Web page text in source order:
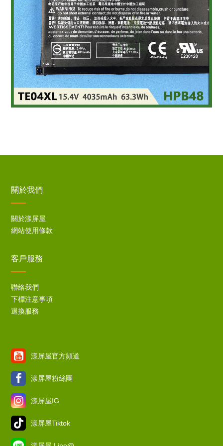
關於我們
關於漾屏屋
網站使用條款
客戶服務
聯絡我們
下標注意事項
退換服務
漾屏屋官方頻道
漾屏屋粉絲團
漾屏屋IG
漾屏屋Tiktok